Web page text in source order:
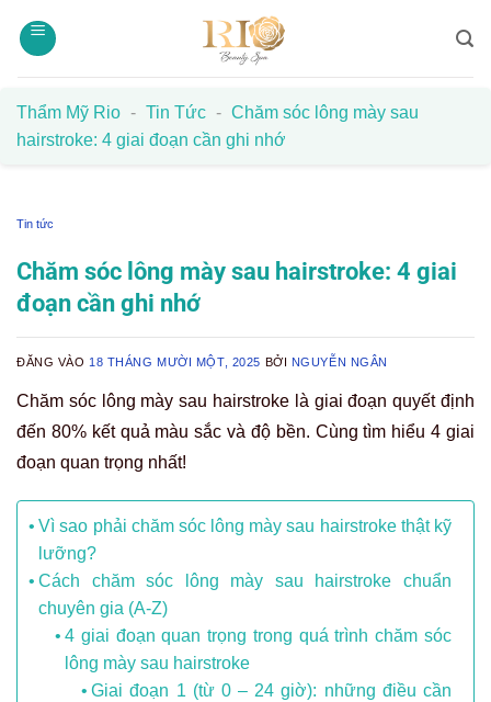
qua
Thẩm Mỹ Rio - Tin Tức - Chăm sóc lông mày sau
hairstroke: 4 giai đoạn cần ghi nhớ
Tin tức
Chăm sóc lông mày sau hairstroke: 4 giai
đoạn cần ghi nhớ
ĐĂNG VÀO 18 THÁNG MƯỜI MỘT, 2025 BỞI NGUYỄN NGÂN
Chăm sóc lông mày sau hairstroke là giai đoạn quyết định
đến 80% kết quả màu sắc và độ bền. Cùng tìm hiểu 4 giai
đoạn quan trọng nhất!
Vì sao phải chăm sóc lông mày sau hairstroke thật kỹ
lưỡng?
Cách chăm sóc lông mày sau hairstroke chuẩn
chuyên gia (A-Z)
4 giai đoạn quan trọng trong quá trình chăm sóc
lông mày sau hairstroke
Giai đoạn 1 (từ 0 – 24 giờ): những điều cần